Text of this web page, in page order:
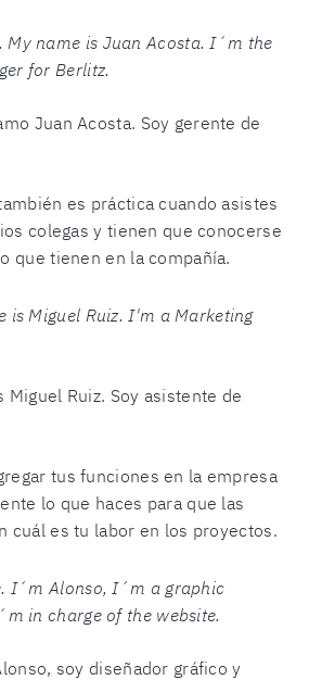
My name is Juan Acosta. I´m the
for Berlitz.
Juan Acosta. Soy gerente de
es práctica cuando asistes
colegas y tienen que conocerse
que tienen en la compañía.
is Miguel Ruiz. I'm a Marketing
Miguel Ruiz. Soy asistente de
tus funciones en la empresa
lo que haces para que las
cuál es tu labor en los proyectos.
I´m Alonso, I´m a graphic
in charge of the website.
soy diseñador gráfico y